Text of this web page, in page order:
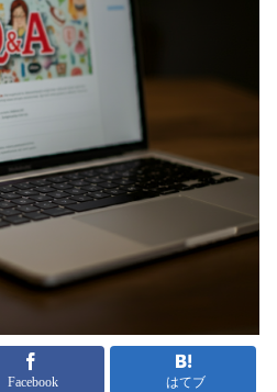
Facebook はてブ